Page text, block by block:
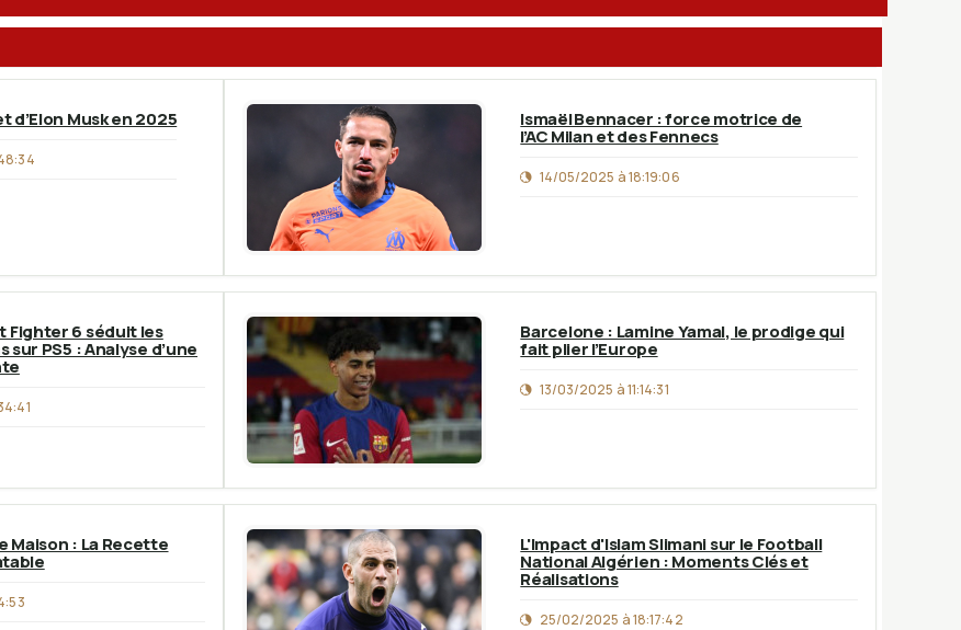
d’Elon Musk en 2025 Ismaël Bennacer : force motrice de
l’AC Milan et des Fennecs
14/05/2025 à 18:19:06
Fighter 6 séduit les
PS5 : Analyse d’une
Barcelone : Lamine Yamal, le prodige qui
fait plier l’Europe
13/03/2025 à 11:14:31
Maison : La Recette L'Impact d'Islam Slimani sur le Football
National Algérien : Moments Clés et
Réalisations
25/02/2025 à 18:17:42